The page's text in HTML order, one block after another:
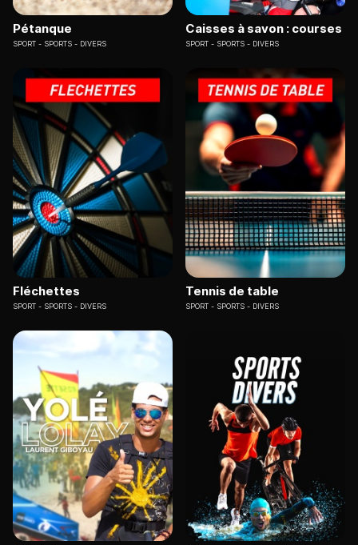
Pétanque
SPORT SPORTS - DIVERS
Caisses à savon : courses
SPORT SPORTS - DIVERS
Fléchettes
SPORT SPORTS - DIVERS
Tennis de table
SPORT SPORTS - DIVERS